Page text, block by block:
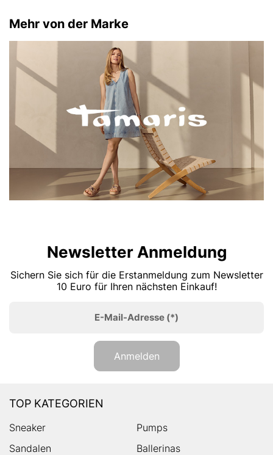
Mehr von der Marke
Newsletter Anmeldung
Sichern Sie sich für die Erstanmeldung zum Newsletter
10 Euro für Ihren nächsten Einkauf!
E-Mail-Adresse (*)
Anmelden
TOP KATEGORIEN
Sneaker
Pumps
Sandalen
Ballerinas